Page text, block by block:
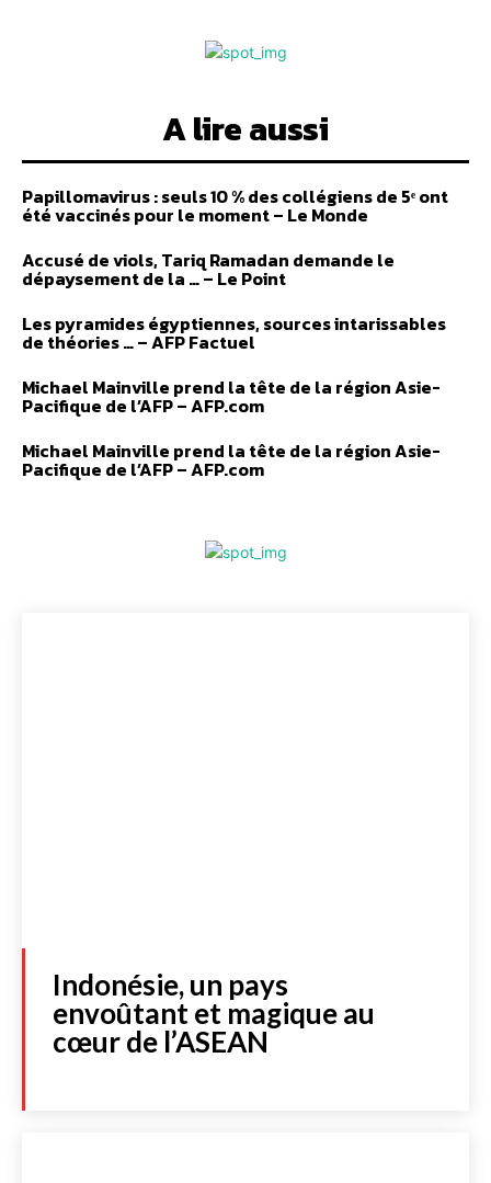
A lire aussi
Papillomavirus : seuls 10 % des collégiens de 5ᵉ ont
été vaccinés pour le moment – Le Monde
Accusé de viols, Tariq Ramadan demande le
dépaysement de la … – Le Point
Les pyramides égyptiennes, sources intarissables
de théories … – AFP Factuel
Michael Mainville prend la tête de la région Asie-
Pacifique de l’AFP – AFP.com
Michael Mainville prend la tête de la région Asie-
Pacifique de l’AFP – AFP.com
Indonésie, un pays
envoûtant et magique au
cœur de l’ASEAN